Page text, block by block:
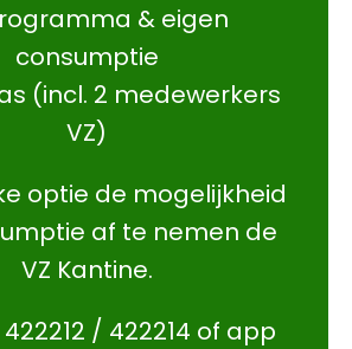
& eigen
consumptie
(incl. 2 medewerkers
VZ)
optie de mogelijkheid
af te nemen de
VZ Kantine.
/ 422214 of app